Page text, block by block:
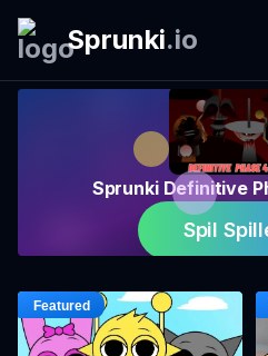
Sprunki.io
Sprunki Definitive
Spil